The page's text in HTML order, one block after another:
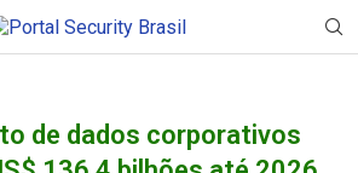
de dados corporativos